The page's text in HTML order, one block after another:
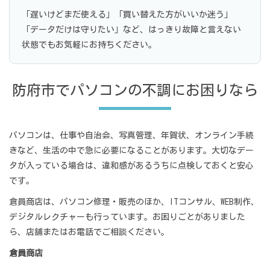
「遅いけどまだ使える」「買い替えた方がいいか迷う」
「データだけは守りたい」など、はっきり故障と言えない
状態でもお気軽にお持ちください。
防府市でパソコンの不調にお困りなら
パソコンは、仕事や自治会、写真管理、年賀状、オンライン手続
きなど、生活の中で急に必要になることがあります。大切なデー
タが入っている場合は、違和感があるうちに点検しておくと安心
です。
倉員商店は、パソコン修理・販売のほか、ITコンサル、WEB制作、
デジタルレクチャーも行っています。お困りごとがありました
ら、店舗またはお電話でご相談ください。
倉員商店